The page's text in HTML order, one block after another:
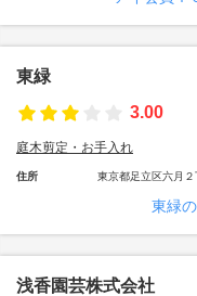
東緑
3.00
庭木剪定・お手入れ
住所 東京都足立区六月２
東緑
浅香園芸株式会社